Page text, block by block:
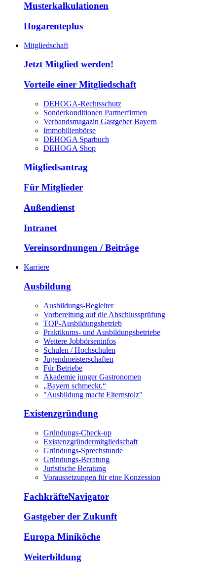
Musterkalkulationen
Hogarenteplus
Mitgliedschaft
Jetzt Mitglied werden!
Vorteile einer Mitgliedschaft
DEHOGA-Rechtsschutz
Sonderkonditionen Partnerfirmen
Verbandsmagazin Gastgeber Bayern
Immobilienbörse
DEHOGA Sparbuch
DEHOGA Shop
Mitgliedsantrag
Für Mitglieder
Außendienst
Intranet
Vereinsordnungen / Beiträge
Karriere
Ausbildung
Ausbildungs-Begleiter
Vorbereitung auf die Abschlussprüfung
TOP-Ausbildungsbetrieb
Praktikums- und Ausbildungsbetriebe
Weitere Jobbörseninfos
Schulen / Hochschulen
Jugendmeisterschaften
Für Betriebe
Akademie junger Gastronomen
„Bayern schmeckt.“
"Ausbildung macht Elternstolz"
Existenzgründung
Gründungs-Check-up
Existenzgründermitgliedschaft
Gründungs-Sprechstunde
Gründungs-Beratung
Juristische Beratung
Voraussetzungen für eine Konzession
FachkräfteNavigator
Gastgeber der Zukunft
Europa Miniköche
Weiterbildung